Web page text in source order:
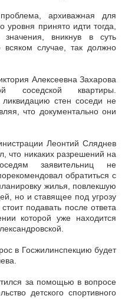
архиважная для
уровня принято идти тогда,
значения, вникнув в суть
случае, так должно
Алексеевна Захарова
соседской квартиры.
стен соседи не
что документально они
Леонтий Сляднев
что никаких разрешений на
заявительниц не
обратиться с
жилья, повлекшую
но и ставящее под угрозу
подавать после ответа
которой уже находится
в Госжилинспекцию будет
за помощью в вопросе
детского спортивного